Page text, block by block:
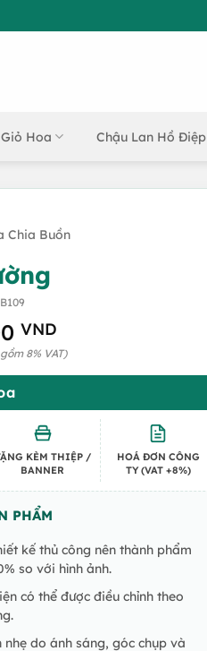
Giỏ Hoa Chậu Lan Hồ Điệp
Chia Buồn
VND
8% VAT)
KÈM THIỆP /
BANNER
HOÁ ĐƠN CÔNG
TY (VAT +8%)
PHẨM
kế thủ công nên thành phẩm
so với hình ảnh.
có thể được điều chỉnh theo
nhẹ do ánh sáng, góc chụp và